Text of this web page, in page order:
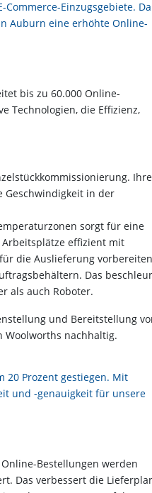
Einzugsgebiete.
Auburn eine erhöhte Online-
bis zu 60.000 Online-
Technologien, die Effizienz,
Ihre
Geschwindigkeit in der
sorgt für eine
effizient mit
die Auslieferung
Das
als auch Roboter.
und Bereitstellung
Woolworths nachhaltig.
20 Prozent gestiegen. Mit
und -genauigkeit für unsere
Bestellungen werden
Das verbessert die